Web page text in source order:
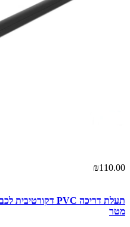
₪110.00
מטר